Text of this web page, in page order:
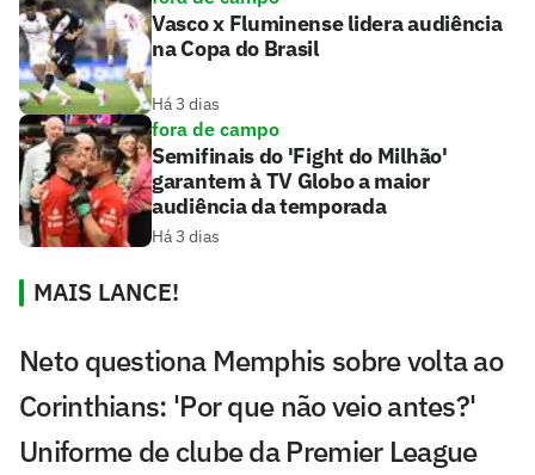
Vasco x Fluminense lidera audiência
na Copa do Brasil
Há 3 dias
fora de campo
Semifinais do 'Fight do Milhão'
garantem à TV Globo a maior
audiência da temporada
Há 3 dias
MAIS LANCE!
Neto questiona Memphis sobre volta ao
Corinthians: 'Por que não veio antes?'
Uniforme de clube da Premier League